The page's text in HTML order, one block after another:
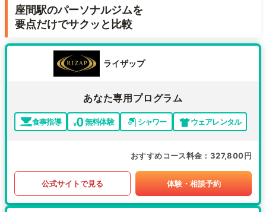
座間駅のパーソナルジムを
要点だけでサクッと比較
ライザップ
あなた専用プログラム
食事指導 無料体験 シャワー ウェアレンタル
おすすめコース料金 327,800円
公式サイトで見る 体験・相談予約